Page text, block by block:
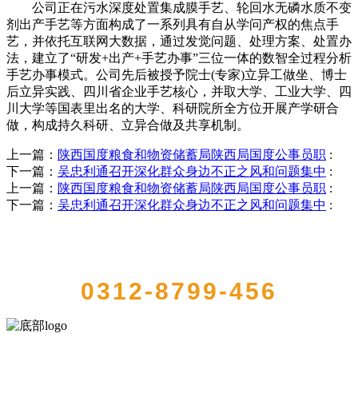
公司正在污水深度处置集成膜手艺、轮回水无磷水质不变
剂出产手艺等方面构成了一系列具有自从学问产权的焦点手
艺，并依托互联网大数据，通过发觉问题、处理方案、处置办
法，建立了“研发+出产+手艺办事”三位一体的数智全过程分析
手艺办事模式。公司先后被授予院士(专家)立异工做坐、博士
后立异实践、四川省企业手艺核心，并取大学、工业大学、四
川大学等国表里出名的大学、科研院所全方位开展产学研合
做，构成持久科研、立异合做及共享机制。
上一篇： 陕西国度粮食和物资储蓄局陕西局国度公事员职 :
下一篇： 吴忠利通召开深化群众身边不正之风和问题集中 :
上一篇： 陕西国度粮食和物资储蓄局陕西局国度公事员职 :
下一篇： 吴忠利通召开深化群众身边不正之风和问题集中 :
0312-8799-456